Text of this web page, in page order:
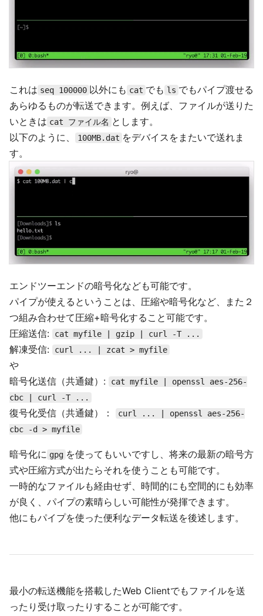
これは seq 100000 以外にも cat でも ls でもパイプ渡せる
あらゆるものが転送できます。例えば、ファイルが送りた
いときは cat ファイル名 とします。
以下のように、
100MB.dat をデバイスをまたいで送れま
す。
エンドツーエンドの暗号化なども可能です。
パイプが使えるということは、圧縮や暗号化など、また２
つ組み合わせて圧縮+暗号化すること可能です。
圧縮送信:
cat myfile | gzip | curl -T ...
解凍受信: curl ... | zcat > myfile
や
暗号化送信（共通鍵）:
cat myfile | openssl aes-256-
cbc | curl -T ...
復号化受信（共通鍵）：
curl ... | openssl aes-256-
cbc -d > myfile
暗号化に gpg を使ってもいいですし、将来の最新の暗号方
式や圧縮方式が出たらそれを使うことも可能です。
一時的なファイルも経由せず、時間的にも空間的にも効率
が良く、パイプの素晴らしい可能性が発揮できます。
他にもパイプを使った便利なデータ転送を後述します。
最小の転送機能を搭載したWeb Clientでもファイルを送
ったり受け取ったりすることが可能です。